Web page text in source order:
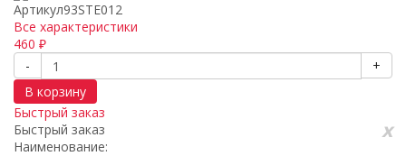
Артикул93STE012
Все характеристики
460 ₽
-
+
В корзину
Быстрый заказ
Быстрый заказ
x
Наименование: